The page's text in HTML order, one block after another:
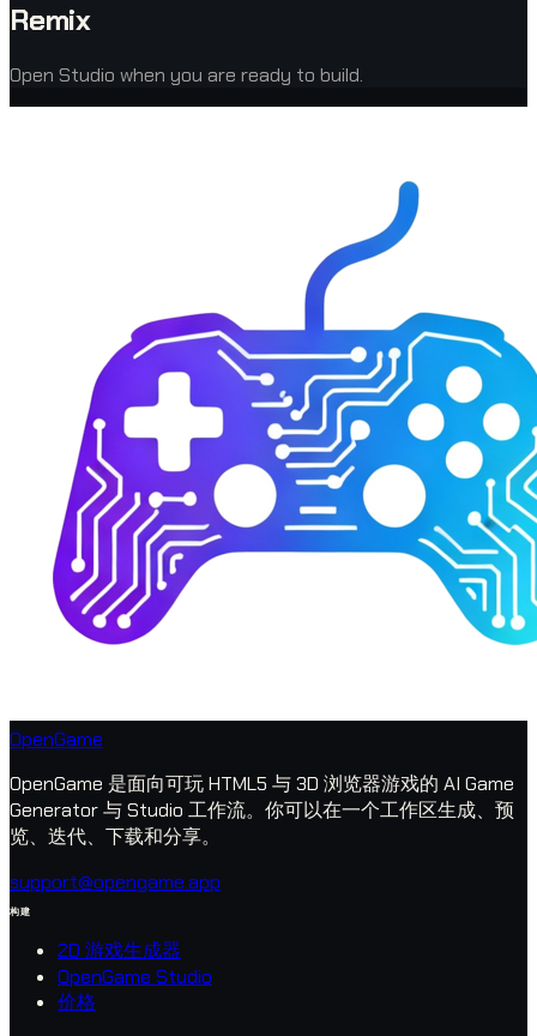
Remix
Open Studio when you are ready to build.
OpenGame
OpenGame 是面向可玩 HTML5 与 3D 浏览器游戏的 AI Game
Generator 与 Studio 工作流。你可以在一个工作区生成、预
览、迭代、下载和分享。
support@opengame.app
构建
2D 游戏生成器
OpenGame Studio
价格